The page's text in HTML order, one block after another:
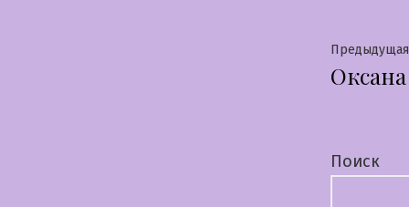
по
Предыдущая
Оксана
Поиск